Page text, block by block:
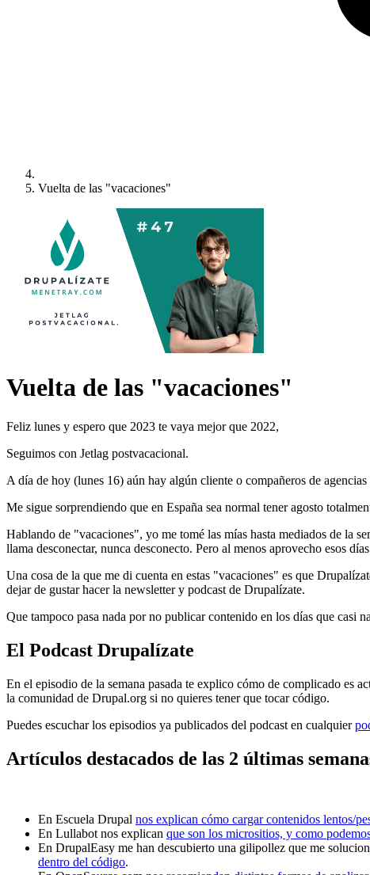
Vuelta de las "vacaciones"​
Vuelta de las "vacaciones"​
Feliz lunes y espero que 2023 te vaya mejor que 2022,
Seguimos con Jetlag postvacacional.
A día de hoy (lunes 16) aún hay algún cliente o compañeros de
Me sigue sorprendiendo que en España sea normal tener agosto
Hablando de "vacaciones", yo me tomé las mías hasta mediados de la
llama desconectar, nunca desconecto. Pero al menos aprovecho esos
Una cosa de la que me di cuenta en estas "vacaciones" es que
dejar de gustar hacer la newsletter y podcast de Drupalízate.
Que tampoco pasa nada por no publicar contenido en los días que casi
El Podcast Drupalízate
En el episodio de la semana pasada te explico cómo de complicado es
la comunidad de Drupal.org si no quieres tener que tocar código.
Puedes escuchar los episodios ya publicados del podcast en cualquier
Artículos destacados de las 2 últimas
En Escuela Drupal nos explican cómo cargar contenidos lentos/
En Lullabot nos explican que son los micrositios, y como
En DrupalEasy me han descubierto una gilipollez que me
dentro del código.